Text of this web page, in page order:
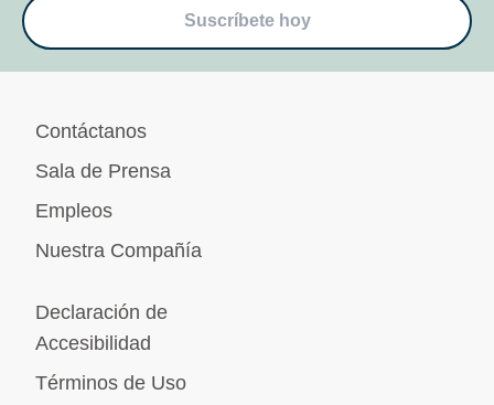
Suscríbete hoy
Contáctanos
Sala de Prensa
Empleos
Nuestra Compañía
Declaración de
Accesibilidad
Términos de Uso